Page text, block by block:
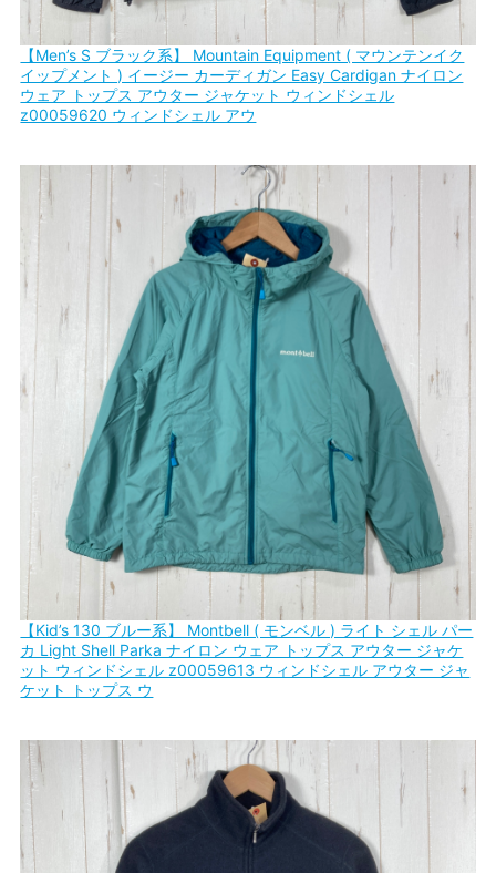
【Men’s S ブラック系】 Mountain Equipment ( マウンテンイク
イップメント ) イージー カーディガン Easy Cardigan ナイロン
ウェア トップス アウター ジャケット ウィンドシェル
z00059620 ウィンドシェル アウ
【Kid’s 130 ブルー系】 Montbell ( モンベル ) ライト シェル パー
カ Light Shell Parka ナイロン ウェア トップス アウター ジャケ
ット ウィンドシェル z00059613 ウィンドシェル アウター ジャ
ケット トップス ウ